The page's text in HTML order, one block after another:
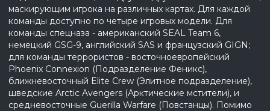
маскирующим игрока на различных картах. Для каждой
команды доступно по четыре игровых модели. Для
команды спецназа - американский SEAL Team 6,
немецкий GSG-9, английский SAS и французский GIGN;
для команды террористов - восточноевропейский
Phoenix Connexion (Подразделение Феникс),
ближневосточный Elite Crew (Элитное подразделение),
шведские Arctic Avengers (Арктические мстители), и
средневосточные Guerilla Warfare (Повстанцы). Помимо